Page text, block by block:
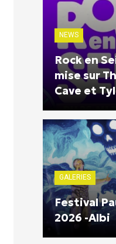
NEWS
Rock en
mise sur
Cave et
GALERIES
Festival
2026 -Albi